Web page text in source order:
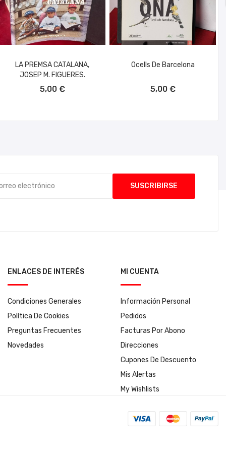
LA PREMSA CATALANA,
JOSEP M. FIGUERES.
5,00 €
Ocells De Barcelona
5,00 €
ENLACES DE INTERÉS
Condiciones Generales
Política De Cookies
Preguntas Frecuentes
Novedades
MI CUENTA
Información Personal
Pedidos
Facturas Por Abono
Direcciones
Cupones De Descuento
Mis Alertas
My Wishlists